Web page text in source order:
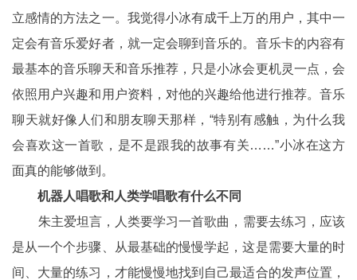
立感情的方法之一。我觉得小冰有成千上万的用户，其中一
定会有音乐爱好者，就一定会聊到音乐的。音乐卡的内容有
最基本的音乐聊天和音乐推荐，只是小冰会更机灵一点，会
依照用户兴趣和用户资料，对他的兴趣给他进行推荐。音乐
聊天就好像人们和朋友聊天那样，“特别有感触，为什么我
会喜欢这一首歌，是不是跟我的故事有关……”小冰在这方
面真的能够做到。
机器人唱歌和人类学唱歌有什么不同
朱主爱坦言，人类要学习一首歌曲，需要去练习，应该
是从一个个步骤、从最基础的慢慢学起，这是需要大量的时
间、大量的练习，才能慢慢地找到自己最适合的发声位置，